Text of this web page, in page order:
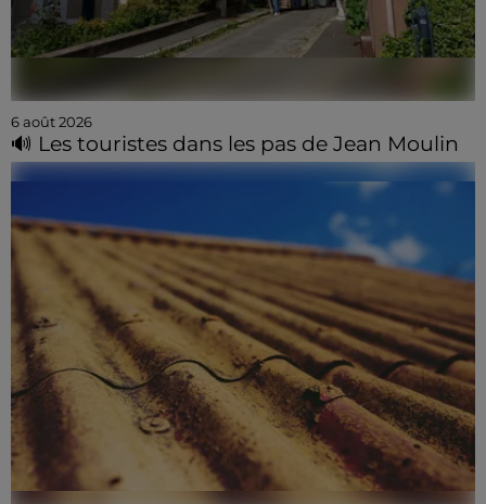
6 août 2026
🔊 Les touristes dans les pas de Jean Moulin